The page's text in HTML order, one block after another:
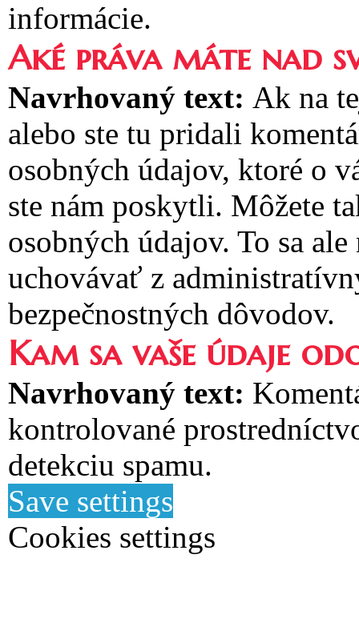
informácie.
Aké práva máte nad
Navrhovaný text: Ak na
alebo ste tu pridali
osobných údajov, ktoré o
ste nám poskytli. Môžete
osobných údajov. To sa
uchovávať z
bezpečnostných dôvodov.
Kam sa vaše údaje
Navrhovaný text:
kontrolované
detekciu spamu.
Save settings
Cookies settings